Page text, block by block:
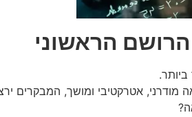
הרושם הראשוני
אטרקטיבי ומושך, המבקרים